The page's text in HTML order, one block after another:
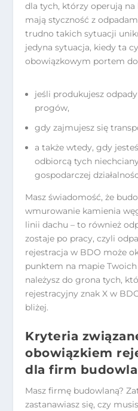
dla tych, którzy operują na
mają styczność z
trudno takich sytuacji
jedyna sytuacja, kiedy ta
obowiązkowym portem
jeśli produkujesz
progów,
gdy zajmujesz się
a także wtedy, gdy
odbiorcą tych
gospodarczej
Masz świadomość, że
wmurowanie kamienia
linii dachu – to również
zostaje po pracy, czyli
rejestracja w BDO może
punktem na mapie Twoich
należysz do grona tych,
rejestracyjny znak X w
bliżej.
Kryteria
obowiązkiem
dla firm
Masz firmę budowlaną?
zastanawiasz się, czy